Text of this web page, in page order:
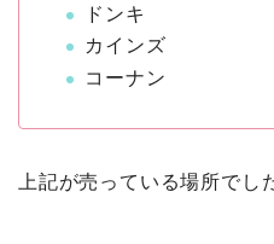
ドンキ
カインズ
コーナン
上記が売っている場所でし